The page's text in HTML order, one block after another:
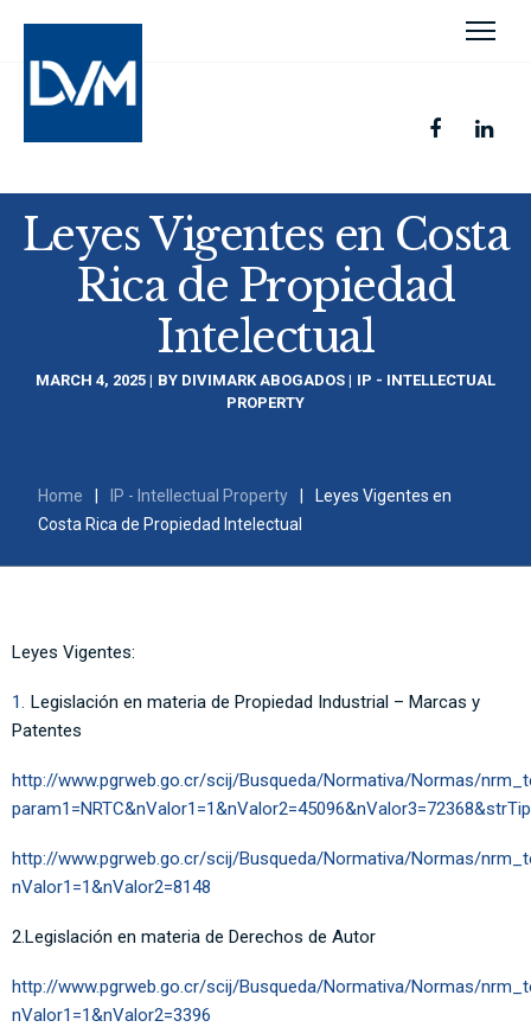
Leyes Vigentes en Costa
Rica de Propiedad
Intelectual
MARCH 4, 2025 BY DIVIMARK ABOGADOS
IP - INTELLECTUAL
PROPERTY
Home IP - Intellectual Property
Leyes Vigentes en
Costa Rica de Propiedad Intelectual
Leyes Vigentes:
Legislación en materia de Propiedad Industrial – Marcas y
Patentes
http://www.pgrweb.go.cr/scij/Busqueda/Normativa/Normas/
http://www.pgrweb.go.cr/scij/Busqueda/Normativa/Normas/
nValor1=1&nValor2=8148
2.Legislación en materia de Derechos de Autor
http://www.pgrweb.go.cr/scij/Busqueda/Normativa/Normas/
nValor1=1&nValor2=3396